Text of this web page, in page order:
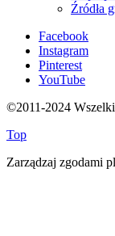
Źródła
Facebook
Instagram
Pinterest
YouTube
©2011-2024
Top
Zarządzaj zgodami